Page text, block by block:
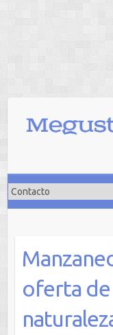
contenido
oferta